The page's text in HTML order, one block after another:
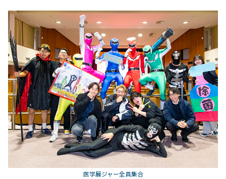
医学展ジャー全員集合